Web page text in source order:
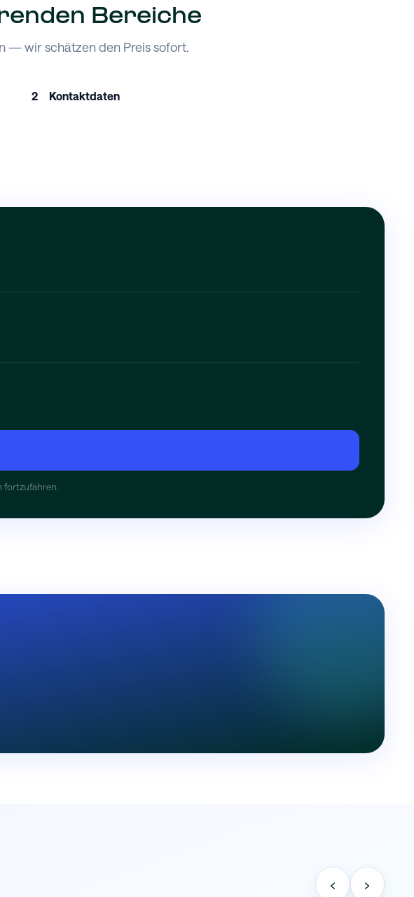
Bereiche
— wir schätzen den Preis sofort.
2 Kontaktdaten
fortzufahren.
‹ ›